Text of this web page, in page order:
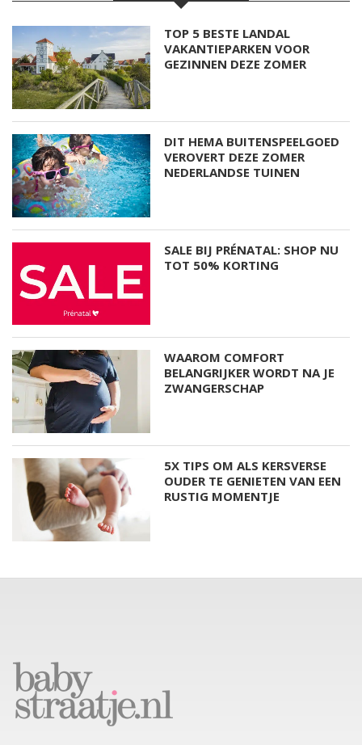
TOP 5 BESTE LANDAL
VAKANTIEPARKEN VOOR
GEZINNEN DEZE ZOMER
DIT HEMA BUITENSPEELGOED
VEROVERT DEZE ZOMER
NEDERLANDSE TUINEN
SALE BIJ PRÉNATAL: SHOP NU
TOT 50% KORTING
WAAROM COMFORT
BELANGRIJKER WORDT NA JE
ZWANGERSCHAP
5X TIPS OM ALS KERSVERSE
OUDER TE GENIETEN VAN EEN
RUSTIG MOMENTJE